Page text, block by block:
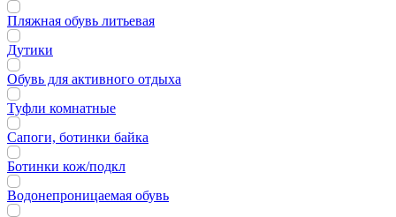
Пляжная обувь литьевая
Дутики
Обувь для активного отдыха
Туфли комнатные
Сапоги, ботинки байка
Ботинки кож/подкл
Водонепроницаемая обувь